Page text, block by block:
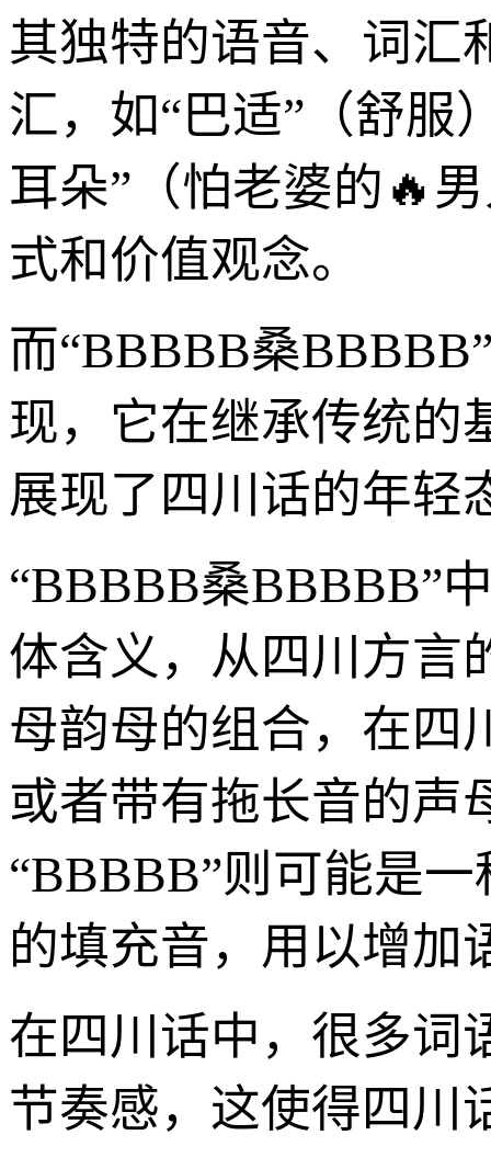
其独特的语音、词汇
汇，如“巴适”（舒服
耳朵”（怕老婆的🔥
式和价值观念。
而“BBBBB桑
现，它在继承传统的
展现了四川话的年轻
“BBBBB桑BBBBB”
体含义，从四川方言
母韵母的组合，在四
或者带有拖长音的声
“BBBBB”则可能是
的填充音，用以增加
在四川话中，很多词
节奏感，这使得四川